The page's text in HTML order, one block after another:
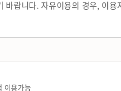
랍니다. 자유이용의 경우, 이
이용가능